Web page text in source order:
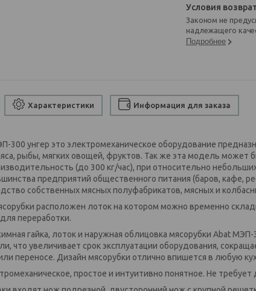
Законом не предусмотрен возврат и обмен данного товара
надлежащего
Подробнее
Характеристики Информация для заказа
300 унгер это электромеханическое оборудование
рыбы, мягких овощей, фруктов. Так же эта модель может
(до 300 кг/час), при относительно
предприятий общественного питания (баров, кафе,
собственных мясных полуфабрикатов, мясных и
расположен лоток на котором можно временно
переработки.
гайка, лоток и наружная облицовка мясорубки Abat
что увеличивает срок эксплуатации оборудования,
переносе. Дизайн мясорубки отлично впишется в любую
простое и интуитивно понятное. Не